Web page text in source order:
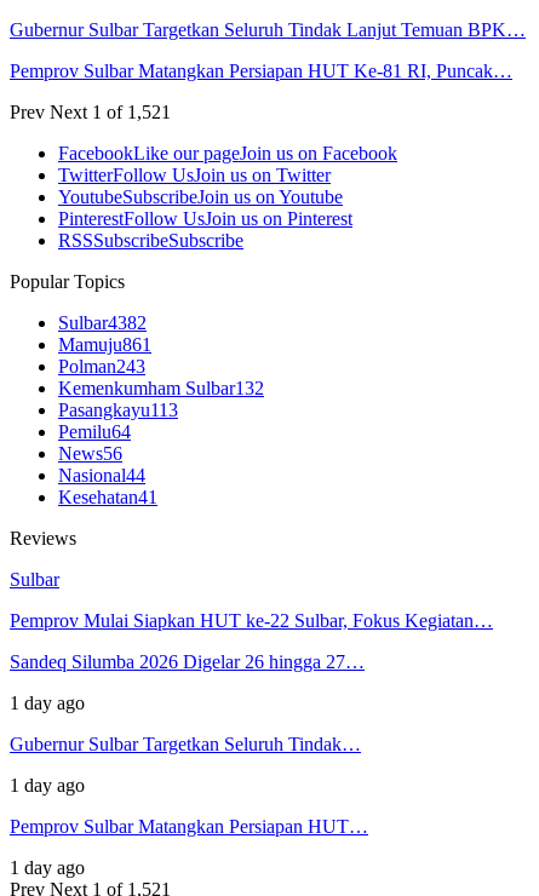
Gubernur Sulbar Targetkan Seluruh Tindak Lanjut Temuan BPK…
Pemprov Sulbar Matangkan Persiapan HUT Ke-81 RI, Puncak…
Prev Next 1 of 1,521
FacebookLike our pageJoin us on Facebook
TwitterFollow UsJoin us on Twitter
YoutubeSubscribeJoin us on Youtube
PinterestFollow UsJoin us on Pinterest
RSSSubscribeSubscribe
Popular Topics
Sulbar4382
Mamuju861
Polman243
Kemenkumham Sulbar132
Pasangkayu113
Pemilu64
News56
Nasional44
Kesehatan41
Reviews
Sulbar
Pemprov Mulai Siapkan HUT ke-22 Sulbar, Fokus Kegiatan…
Sandeq Silumba 2026 Digelar 26 hingga 27…
1 day ago
Gubernur Sulbar Targetkan Seluruh Tindak…
1 day ago
Pemprov Sulbar Matangkan Persiapan HUT…
1 day ago
Prev Next 1 of 1,521